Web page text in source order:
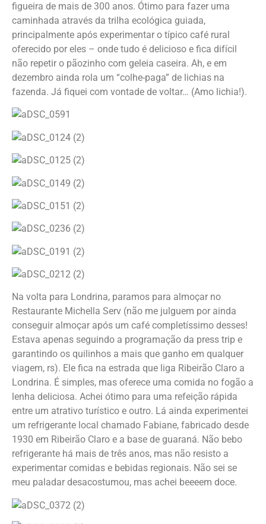
figueira de mais de 300 anos. Ótimo para fazer uma
caminhada através da trilha ecológica guiada,
principalmente após experimentar o típico café rural
oferecido por eles – onde tudo é delicioso e fica difícil
não repetir o pãozinho com geleia caseira. Ah, e em
dezembro ainda rola um “colhe-paga” de lichias na
fazenda. Já fiquei com vontade de voltar… (Amo lichia!).
Na volta para Londrina, paramos para almoçar no
Restaurante Michella Serv (não me julguem por ainda
conseguir almoçar após um café completíssimo desses!
Estava apenas seguindo a programação da press trip e
garantindo os quilinhos a mais que ganho em qualquer
viagem, rs). Ele fica na estrada que liga Ribeirão Claro a
Londrina. É simples, mas oferece uma comida no fogão a
lenha deliciosa. Achei ótimo para uma refeição rápida
entre um atrativo turístico e outro. Lá ainda experimentei
um refrigerante local chamado Fabiane, fabricado desde
1930 em Ribeirão Claro e a base de guaraná. Não bebo
refrigerante há mais de três anos, mas não resisto a
experimentar comidas e bebidas regionais. Não sei se
meu paladar desacostumou, mas achei beeeem doce.